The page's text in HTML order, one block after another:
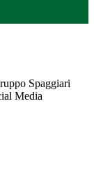
Spaggiari
Media